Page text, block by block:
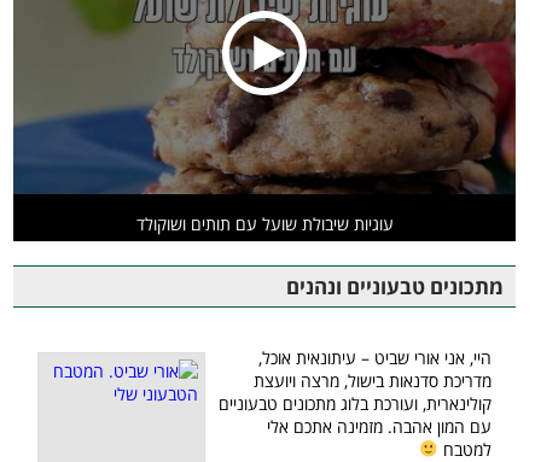
עוגיות שיבולת שועל עם תותים ושוקולד
מתכונים טבעוניים ונהנים
היי, אני אורי שביט – עיתונאית אוכל,
מדריכת סדנאות בישול, מרצה ויועצת
קולינארית, ועורכת בלוג מתכונים טבעוניים
עם המון אהבה. מזמינה אתכם אלי
למטבח